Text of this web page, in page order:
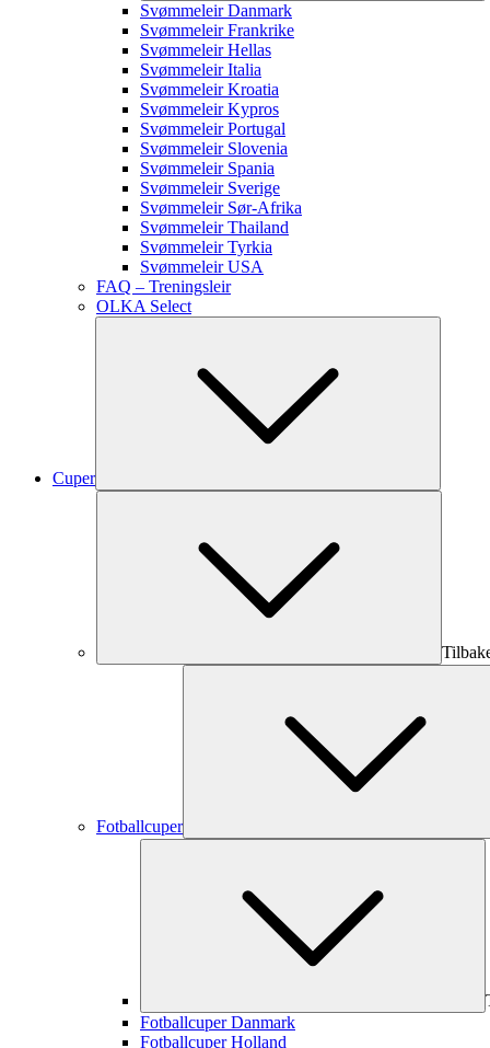
Svømmeleir Danmark
Svømmeleir Frankrike
Svømmeleir Hellas
Svømmeleir Italia
Svømmeleir Kroatia
Svømmeleir Kypros
Svømmeleir Portugal
Svømmeleir Slovenia
Svømmeleir Spania
Svømmeleir Sverige
Svømmeleir Sør-Afrika
Svømmeleir Thailand
Svømmeleir Tyrkia
Svømmeleir USA
FAQ – Treningsleir
OLKA Select
Cuper
Fotballcuper
Fotballcuper Danmark
Fotballcuper Holland